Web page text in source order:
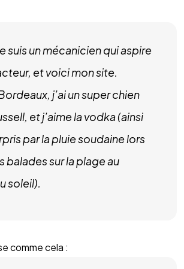
suis un mécanicien qui aspire
et voici mon site.
j’ai un super chien
et j’aime la vodka (ainsi
par la pluie soudaine lors
balades sur la plage au
soleil).
comme cela :